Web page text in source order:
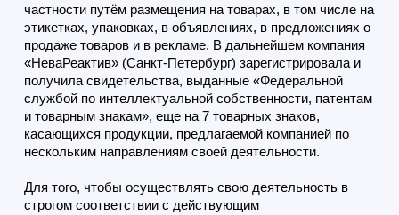
частности путём размещения на товарах, в том числе на
этикетках, упаковках, в объявлениях, в предложениях о
продаже товаров и в рекламе. В дальнейшем компания
«НеваРеактив» (Санкт-Петербург) зарегистрировала и
получила свидетельства, выданные «Федеральной
службой по интеллектуальной собственности, патентам
и товарным знакам», еще на 7 товарных знаков,
касающихся продукции, предлагаемой компанией по
нескольким направлениям своей деятельности.
Для того, чтобы осуществлять свою деятельность в
строгом соответствии с действующим